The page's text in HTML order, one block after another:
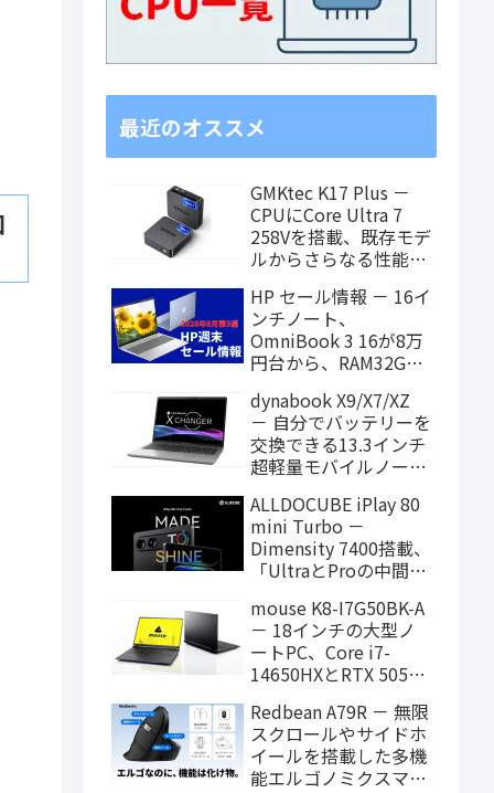
最近のオススメ
GMKtec K17 Plus －
CPUにCore Ultra 7
258Vを搭載、既存モデ
ルからさらなる性能ア
HP セール情報 － 16イ
ンチノート、
OmniBook 3 16が8万
円台から、RAM32GB
価格に！
dynabook X9/X7/XZ
－ 自分でバッテリーを
交換できる13.3インチ
超軽量モバイルノート
に！
ALLDOCUBE iPlay 80
mini Turbo －
Dimensity 7400搭載、
「UltraとProの中間ス
タブレット、発売記念
価格は29,999円！
mouse K8-I7G50BK-A
－ 18インチの大型ノ
ートPC、Core i7-
14650HXとRTX 5050
エイティブも快適にこ
なせます
Redbean A79R － 無限
スクロールやサイドホ
イールを搭載した多機
能エルゴノミクスマウ